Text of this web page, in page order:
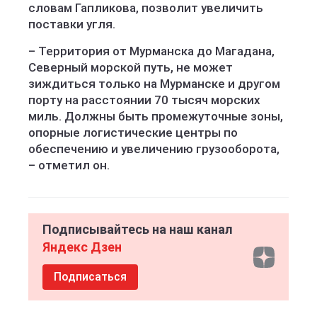
словам Гапликова, позволит увеличить
поставки угля.
– Территория от Мурманска до Магадана,
Северный морской путь, не может
зиждиться только на Мурманске и другом
порту на расстоянии 70 тысяч морских
миль. Должны быть промежуточные зоны,
опорные логистические центры по
обеспечению и увеличению грузооборота,
– отметил он.
Подписывайтесь на наш канал
Яндекс Дзен
Подписаться